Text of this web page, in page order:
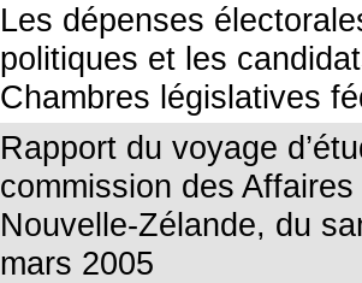
Les dépenses
politiques et les
Chambres législatives
Rapport du voyage
commission des
Nouvelle-Zélande, du
mars 2005